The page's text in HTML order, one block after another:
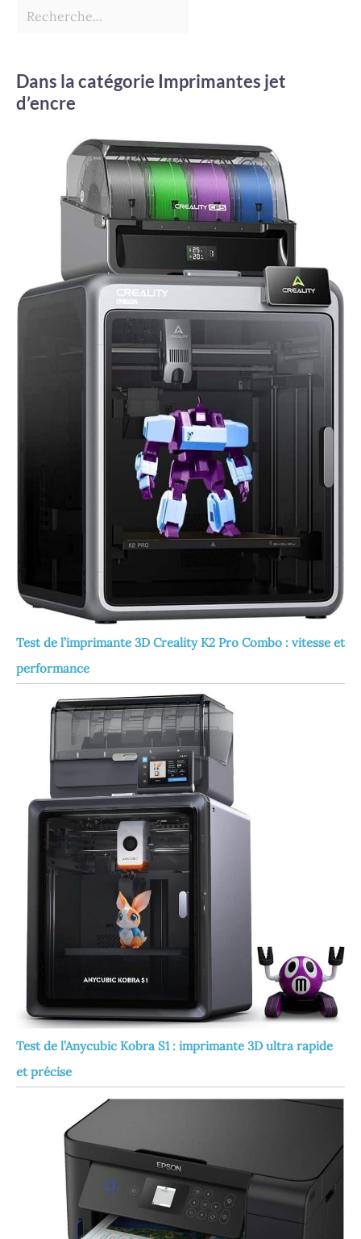
Dans la catégorie Imprimantes jet
d’encre
Test de l’imprimante 3D Creality K2 Pro Combo : vitesse et
performance
Test de l’Anycubic Kobra S1 : imprimante 3D ultra rapide
et précise